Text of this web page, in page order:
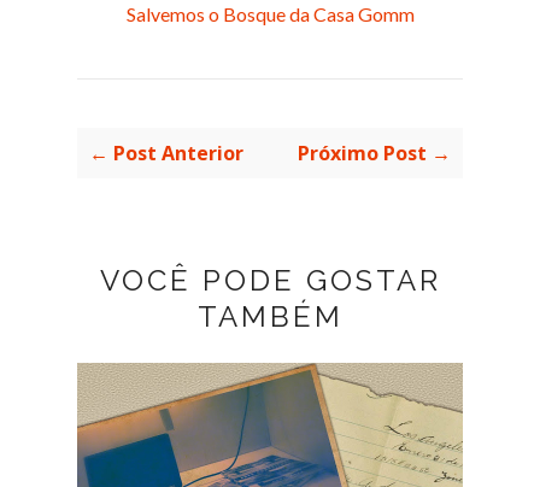
Salvemos o Bosque da Casa Gomm
← Post Anterior Próximo Post →
VOCÊ PODE GOSTAR
TAMBÉM